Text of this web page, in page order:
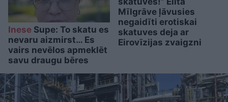
Inese Supe: To skatu es
nevaru aizmirst… Es
vairs nevēlos apmeklēt
savu draugu bēres
Mīlgrāve ļāvusies
negaidīti erotiskai
skatuves deja ar
Eirovīzijas zvaigzni